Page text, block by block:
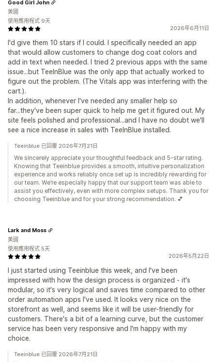
2026年6月11日
I'd give them 10 stars if I could. I specifically needed an app
that would allow customers to change dog coat colors and
add in text when needed. I tried 2 previous apps with the same
issue...but TeeInBlue was the only app that actually worked to
figure out the problem. (The Vitals app was interfering with the
cart.).
In addition, whenever I've needed any smaller help so
far...they've been super quick to help me get it figured out. My
site feels polished and professional...and I have no doubt we'll
see a nice increase in sales with TeeInBlue installed.
Good Girl John
美國
使用應用程式 9天
Teeinblue 已回覆 2026年7月21日
We sincerely appreciate your thoughtful feedback and 5-star rating.
Knowing that Teeinblue provides a smooth, intuitive personalization
experience and works reliably once set up is incredibly rewarding for
our team. We’re especially happy that our support team was able to
assist you effectively, even with more complex setups. Thank you for
choosing Teeinblue and for your strong recommendation. 💕
2026年5月22日
I just started using Teeinblue this week, and I've been
impressed with how the design process is organized - it's
modular, so it's very logical and saves time compared to other
order automation apps I've used. It looks very nice on the
storefront as well, and seems like it will be user-friendly for
customers. There's a bit of a learning curve, but the customer
service has been very responsive and I'm happy with my
choice.
Lark and Moss
美國
使用應用程式 5天
Teeinblue 已回覆 2026年7月21日